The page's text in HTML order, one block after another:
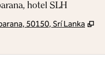
hotel SLH
50150, Srí Lanka ,